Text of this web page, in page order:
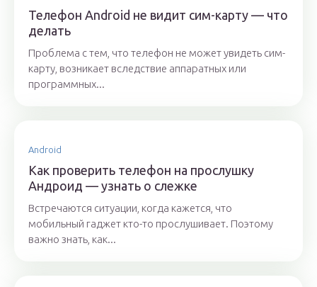
Телефон Android не видит сим-карту — что
делать
Проблема с тем, что телефон не может увидеть сим-
карту, возникает вследствие аппаратных или
программных...
Android
Как проверить телефон на прослушку
Андроид — узнать о слежке
Встречаются ситуации, когда кажется, что
мобильный гаджет кто-то прослушивает. Поэтому
важно знать, как...